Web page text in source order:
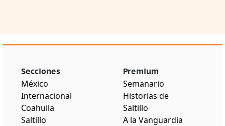
Secciones
México
Internacional
Coahuila
Saltillo
Premium
Semanario
Historias de
Saltillo
A la Vanguardia